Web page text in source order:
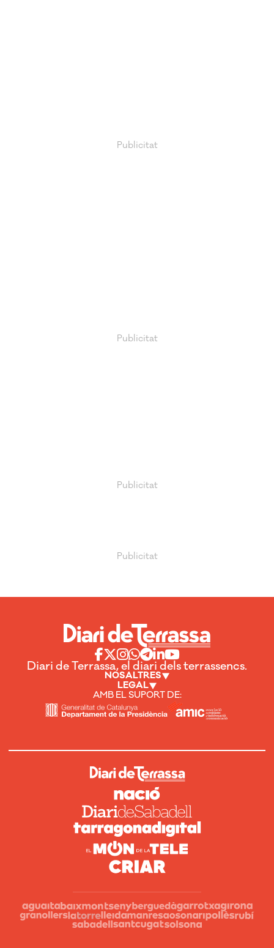
Diari de Terrassa, el diari dels terrassencs.
NOSALTRES
LEGAL
AMB EL SUPORT DE: